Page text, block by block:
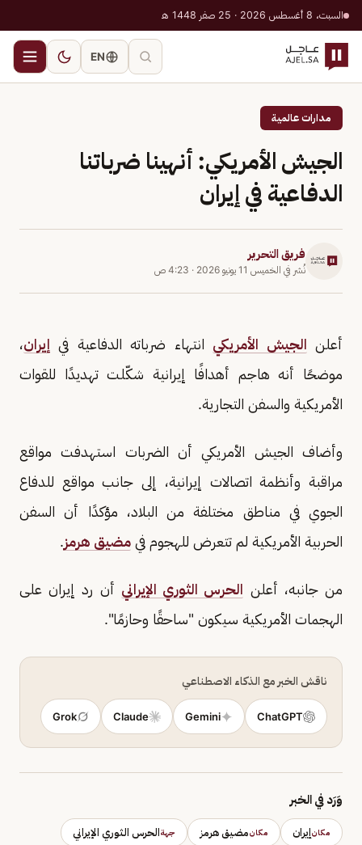
السبت، 8 أغسطس 2026 · 25 صفر 1448 هـ
EN
مدارات عالمية
الجيش الأمريكي: أنهينا ضرباتنا
الدفاعية في إيران
فريق التحرير
نُشر في الخميس 11 يونيو 2026 · 4:23 ص
أعلن الجيش الأمريكي انتهاء ضرباته الدفاعية في إيران،
موضحًا أنه هاجم أهدافًا إيرانية شكّلت تهديدًا للقوات
الأمريكية والسفن التجارية.
وأضاف الجيش الأمريكي أن الضربات استهدفت مواقع
مراقبة وأنظمة اتصالات إيرانية، إلى جانب مواقع للدفاع
الجوي في مناطق مختلفة من البلاد، مؤكدًا أن السفن
الحربية الأمريكية لم تتعرض للهجوم في مضيق هرمز.
من جانبه، أعلن الحرس الثوري الإيراني أن رد إيران على
الهجمات الأمريكية سيكون "ساحقًا وحازمًا".
ناقش الخبر مع الذكاء الاصطناعي
ChatGPT
Gemini
Claude
Grok
وَرَد في الخبر
مكانإيران مكانمضيق هرمز جهةالحرس الثوري الإيراني